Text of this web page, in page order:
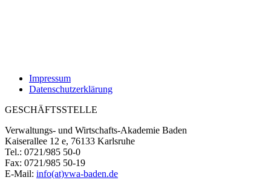
Impressum
Datenschutzerklärung
GESCHÄFTSSTELLE
Verwaltungs- und Wirtschafts-Akademie Baden
Kaiserallee 12 e, 76133 Karlsruhe
Tel.: 0721/985 50-0
Fax: 0721/985 50-19
E-Mail: info(at)vwa-baden.de